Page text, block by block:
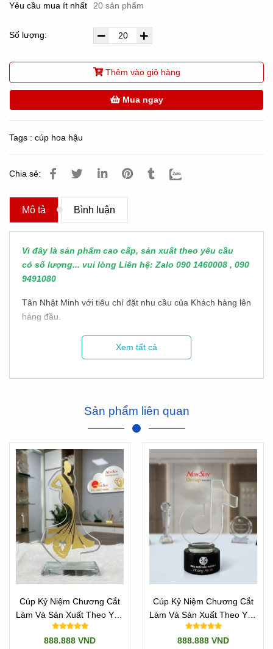
Yêu cầu mua ít nhất 20 sản phẩm
Số lượng:
Thêm vào giỏ hàng
Mua ngay
Tags : cúp hoa hậu
Chia sẻ:
Mô tả Bình luận
Vì đây là sản phẩm cao cấp, sản xuất theo yêu cầu
có số lượng... vui lòng Liên hệ: Zalo 090 1460008 , 090
9491080
Tân Nhật Minh với tiêu chí đặt nhu cầu của Khách hàng lên
hàng đầu.
Chúng tôi chịu khó đầu tư máy móc, nhập khẩu nhiều loại
nguyên vật liệu để có thể làm ra những sản phẩm khó, yêu
Trước đây, từ 2021 về trước hầu như Khách hàng muốn
làm những sản phẩm này phải đặt từ nước ngoài rồi vận
Xem tất cả
Sản phẩm liên quan
Cúp Kỷ Niệm Chương Cắt
Làm Và Sản Xuất Theo Yêu
Cầu - CÚP HOA HẬU
888.888 VND
Cúp Kỷ Niệm Chương Cắt
Làm Và Sản Xuất Theo Yêu
Cầu Mọi Logo - Mẫu TikTok
888.888 VND